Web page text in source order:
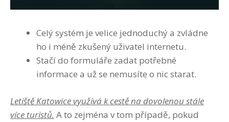
Celý systém je velice jednoduchý a zvládne
ho i méně zkušený uživatel internetu.
Stačí do formuláře zadat potřebné
informace a už se nemusíte o nic starat.
Letiště Katowice využívá k cestě na dovolenou stále
více turistů. A to zejména v tom případě, pokud